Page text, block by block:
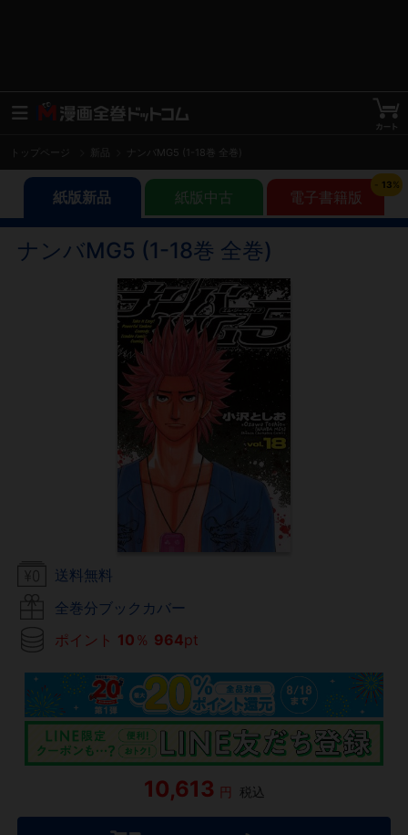
トップページ ナンバMG5 (1-18巻 全巻)
紙版新品 紙版中古 電子書籍版
13%
ナンバMG5 (1-18巻 全巻)
送料無料
全巻分ブックカバー
ポイント 10 ％ 964pt
10,613 円 税込